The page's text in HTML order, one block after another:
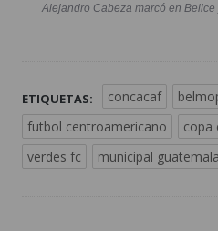
Alejandro Cabeza marcó en
ETIQUETAS: concacaf
futbol centroamericano
copa
verdes fc
municipal guatemala